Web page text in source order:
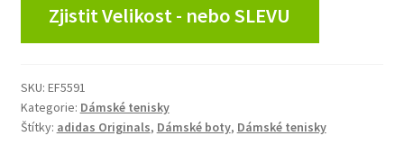
Zjistit Velikost - nebo SLEVU
SKU: EF5591
Kategorie: Dámské tenisky
Štítky: adidas Originals, Dámské boty, Dámské tenisky